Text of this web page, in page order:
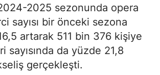
2025 sezonunda opera
sayısı bir önceki sezona
artarak 511 bin 376 kişiye
sayısında da yüzde 21,8
gerçekleşti.